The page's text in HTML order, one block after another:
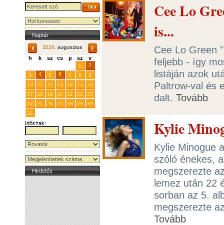
Naptár
2026. augusztus
h k sz cs p sz v
1
2
3
4 5 6 7 8
9
10
11 12 13 14 15
16
17
18 19 20 21 22
23
24
25 26 27 28 29
30
31
Időszak:
-
Hirdetés
Cee Lo
is...
Cee Lo Green
feljebb - így
listáján azok
Paltrow-val és
dalt. Tovább
Kylie
Kylie Minogue
szóló énekes,
megszerezte
lemez után 22
sorban az 5.
megszerezte
Tovább